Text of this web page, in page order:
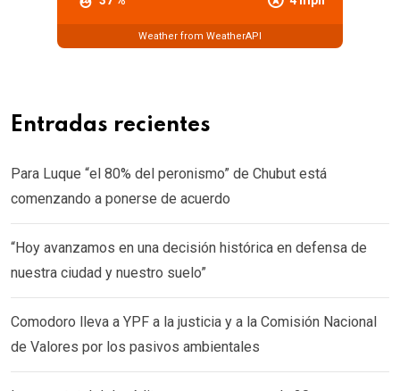
Weather from WeatherAPI
Entradas recientes
Para Luque “el 80% del peronismo” de Chubut está
comenzando a ponerse de acuerdo
“Hoy avanzamos en una decisión histórica en defensa de
nuestra ciudad y nuestro suelo”
Comodoro lleva a YPF a la justicia y a la Comisión Nacional
de Valores por los pasivos ambientales